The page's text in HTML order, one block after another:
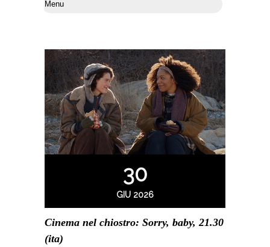
30
GIU 2026
Cinema nel chiostro: Sorry, baby, 21.30
(ita)